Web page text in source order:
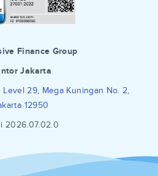
Finance Group
Jakarta
29, Mega Kuningan No. 2,
12950
2026.07.02.0